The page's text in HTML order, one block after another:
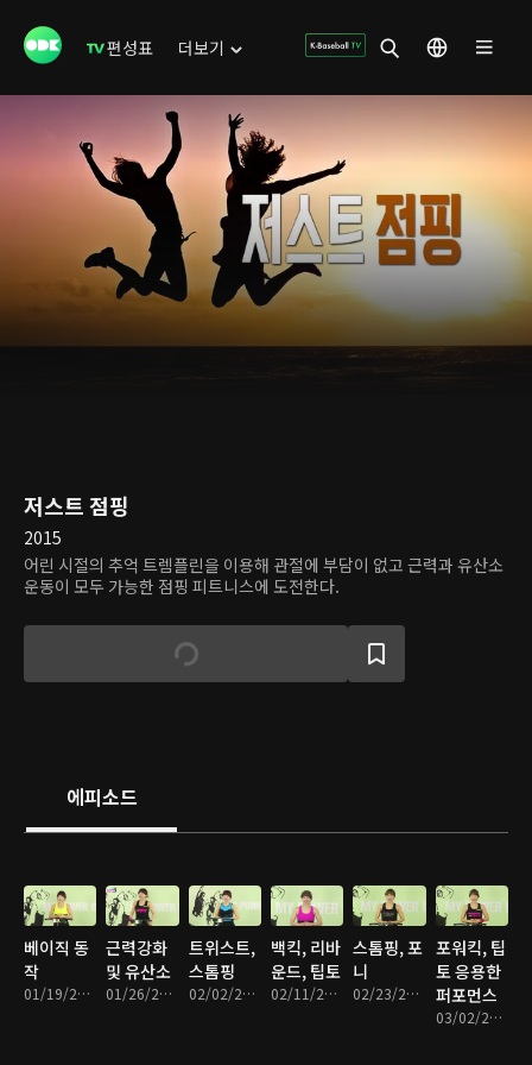
편성표 더보기
저스트 점핑
2015
어린 시절의 추억 트렘플린을 이용해 관절에 부담이 없고 근력과 유산소
운동이 모두 가능한 점핑 피트니스에 도전한다.
에피소드
베이직 동
작
01/19/2015 • 22분
근력강화
및 유산소
01/26/2015 • 24분
트위스트,
스톰핑
02/02/2015 • 24분
백킥, 리바
운드, 팁토
02/11/2015 • 22분
스톰핑, 포
니
02/23/2015 • 21분
포워킥, 팁
토 응용한
퍼포먼스
03/02/2015 • 22분